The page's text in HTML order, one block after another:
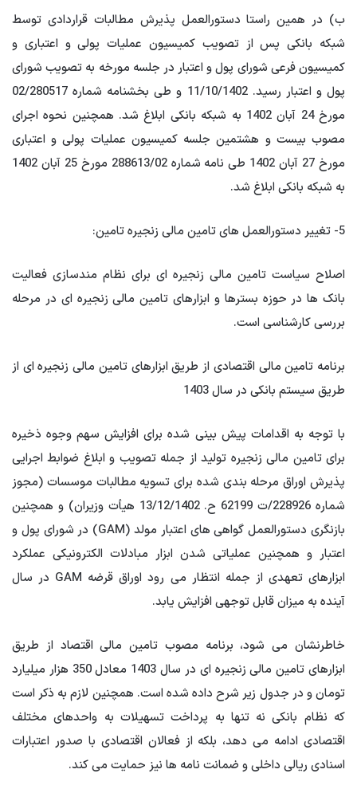
ب) در همین راستا دستورالعمل پذیرش مطالبات قراردادی توسط
شبکه بانکی پس از تصویب کمیسیون عملیات پولی و اعتباری و
کمیسیون فرعی شورای پول و اعتبار در جلسه مورخه به تصویب شورای
پول و اعتبار رسید. 11/10/1402 و طی بخشنامه شماره 02/280517
مورخ 24 آبان 1402 به شبکه بانکی ابلاغ شد. همچنین نحوه اجرای
مصوب بیست و هشتمین جلسه کمیسیون عملیات پولی و اعتباری
مورخ 27 آبان 1402 طی نامه شماره 288613/02 مورخ 25 آبان 1402
به شبکه بانکی ابلاغ شد.
5- تغییر دستورالعمل های تامین مالی زنجیره تامین:
اصلاح سیاست تامین مالی زنجیره ای برای نظام مندسازی فعالیت
بانک ها در حوزه بسترها و ابزارهای تامین مالی زنجیره ای در مرحله
بررسی کارشناسی است.
برنامه تامین مالی اقتصادی از طریق ابزارهای تامین مالی زنجیره ای از
طریق سیستم بانکی در سال 1403
با توجه به اقدامات پیش بینی شده برای افزایش سهم وجوه ذخیره
برای تامین مالی زنجیره تولید از جمله تصویب و ابلاغ ضوابط اجرایی
پذیرش اوراق مرحله بندی شده برای تسویه مطالبات موسسات (مجوز
شماره 228926/ت 62199 ح. 13/12/1402 هیأت وزیران) و همچنین
بازنگری دستورالعمل گواهی های اعتبار مولد (GAM) در شورای پول و
اعتبار و همچنین عملیاتی شدن ابزار مبادلات الکترونیکی عملکرد
ابزارهای تعهدی از جمله انتظار می رود اوراق قرضه GAM در سال
آینده به میزان قابل توجهی افزایش یابد.
خاطرنشان می شود، برنامه مصوب تامین مالی اقتصاد از طریق
ابزارهای تامین مالی زنجیره ای در سال 1403 معادل 350 هزار میلیارد
تومان و در جدول زیر شرح داده شده است. همچنین لازم به ذکر است
که نظام بانکی نه تنها به پرداخت تسهیلات به واحدهای مختلف
اقتصادی ادامه می دهد، بلکه از فعالان اقتصادی با صدور اعتبارات
اسنادی ریالی داخلی و ضمانت نامه ها نیز حمایت می کند.